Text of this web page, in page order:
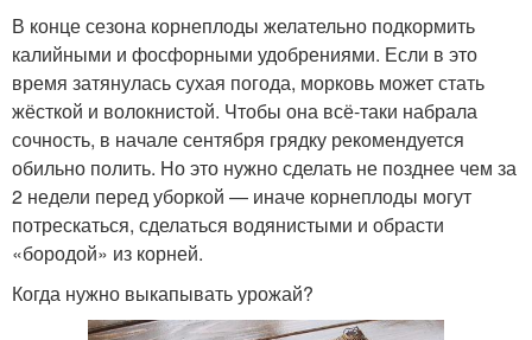
В конце сезона корнеплоды желательно подкормить
калийными и фосфорными удобрениями. Если в это
время затянулась сухая погода, морковь может стать
жёсткой и волокнистой. Чтобы она всё-таки набрала
сочность, в начале сентября грядку рекомендуется
обильно полить. Но это нужно сделать не позднее чем за
2 недели перед уборкой — иначе корнеплоды могут
потрескаться, сделаться водянистыми и обрасти
«бородой» из корней.
Когда нужно выкапывать урожай?